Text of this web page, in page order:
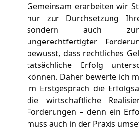
Gemeinsam erarbeiten wir
nur zur Durchsetzung
sondern auch
ungerechtfertigter
bewusst, dass rechtliches
tatsächliche Erfolg
können. Daher bewerte ich
im Erstgespräch die
die wirtschaftliche
Forderungen – denn ein
muss auch in der Praxis